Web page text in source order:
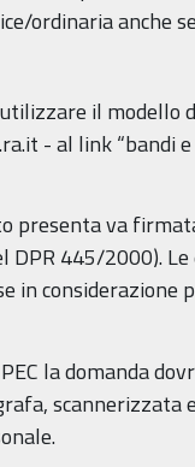
ordinaria anche
il modello
- al link “bandi
presenta va
DPR 445/2000).
in considerazione
la domanda
scannerizzata